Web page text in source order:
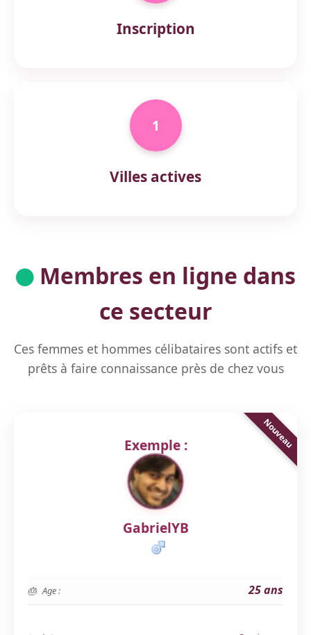
Inscription
1
Villes actives
Membres en ligne dans
ce secteur
Ces femmes et hommes célibataires sont actifs et
prêts à faire connaissance près de chez vous
Exemple :
GabrielYB
Age : 25 ans